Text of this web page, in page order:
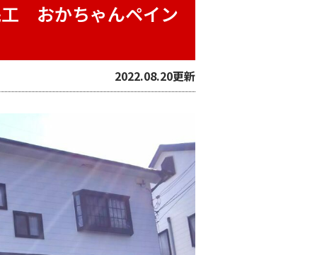
おかちゃんペイン
2022.08.20更新